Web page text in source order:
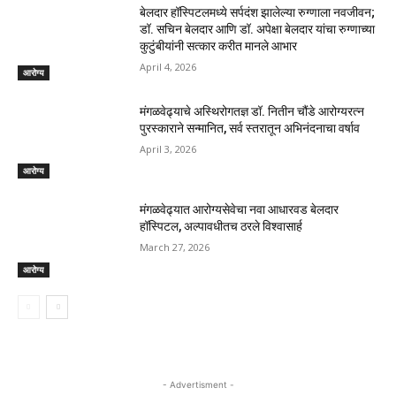
आरोग्य
बेलदार हॉस्पिटलमध्ये सर्पदंश झालेल्या रुग्णाला नवजीवन;
डॉ. सचिन बेलदार आणि डॉ. अपेक्षा बेलदार यांचा रुग्णाच्या
कुटुंबीयांनी सत्कार करीत मानले आभार
April 4, 2026
आरोग्य
मंगळवेढ्याचे अस्थिरोगतज्ञ डॉ. नितीन चौंडे आरोग्यरत्न
पुरस्काराने सन्मानित, सर्व स्तरातून अभिनंदनाचा वर्षाव
April 3, 2026
आरोग्य
मंगळवेढ्यात आरोग्यसेवेचा नवा आधारवड बेलदार
हॉस्पिटल, अल्पावधीतच ठरले विश्वासार्ह
March 27, 2026
- Advertisment -